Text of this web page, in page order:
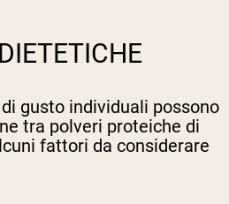
gusto individuali possono
tra polveri proteiche di
fattori da considerare